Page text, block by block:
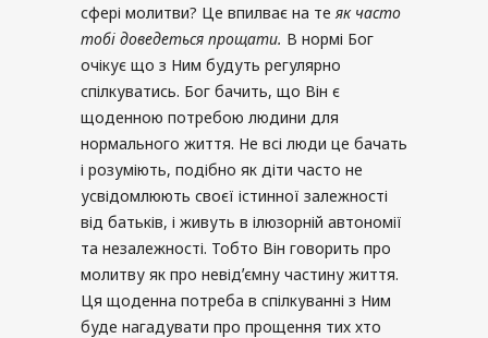
сфері молитви? Це впилває на те як часто
тобі доведеться прощати. В нормі Бог
очікує що з Ним будуть регулярно
спілкуватись. Бог бачить, що Він є
щоденною потребою людини для
нормального життя. Не всі люди це бачать
і розуміють, подібно як діти часто не
усвідомлюють своєї істинної залежності
від батьків, і живуть в ілюзорній автономії
та незалежності. Тобто Він говорить про
молитву як про невідʼємну частину життя.
Ця щоденна потреба в спілкуванні з Ним
буде нагадувати про прощення тих хто